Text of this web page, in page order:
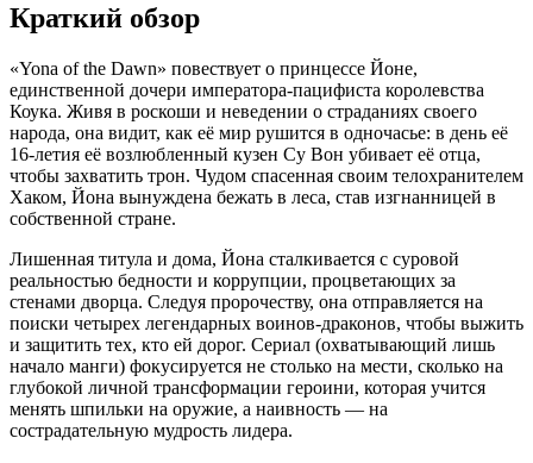
Краткий обзор
«Yona of the Dawn» повествует о принцессе Йоне,
единственной дочери императора-пацифиста королевства
Коука. Живя в роскоши и неведении о страданиях своего
народа, она видит, как её мир рушится в одночасье: в день её
16-летия её возлюбленный кузен Су Вон убивает её отца,
чтобы захватить трон. Чудом спасенная своим телохранителем
Хаком, Йона вынуждена бежать в леса, став изгнанницей в
собственной стране.
Лишенная титула и дома, Йона сталкивается с суровой
реальностью бедности и коррупции, процветающих за
стенами дворца. Следуя пророчеству, она отправляется на
поиски четырех легендарных воинов-драконов, чтобы выжить
и защитить тех, кто ей дорог. Сериал (охватывающий лишь
начало манги) фокусируется не столько на мести, сколько на
глубокой личной трансформации героини, которая учится
менять шпильки на оружие, а наивность — на
сострадательную мудрость лидера.